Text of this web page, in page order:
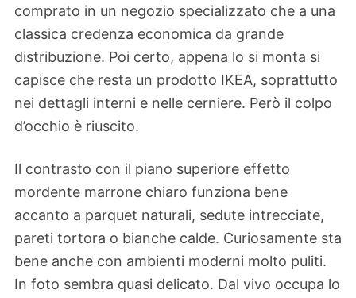
comprato in un negozio specializzato che a una
classica credenza economica da grande
distribuzione. Poi certo, appena lo si monta si
capisce che resta un prodotto IKEA, soprattutto
nei dettagli interni e nelle cerniere. Però il colpo
d’occhio è riuscito.
Il contrasto con il piano superiore effetto
mordente marrone chiaro funziona bene
accanto a parquet naturali, sedute intrecciate,
pareti tortora o bianche calde. Curiosamente sta
bene anche con ambienti moderni molto puliti.
In foto sembra quasi delicato. Dal vivo occupa lo